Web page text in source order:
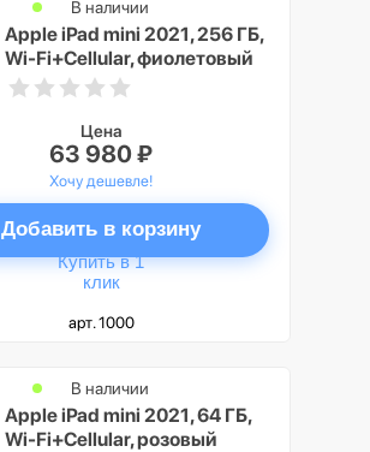
Apple iPad mini 2021, 256 ГБ,
Wi-Fi+Cellular, фиолетовый
В наличии
Цена
63 980 ₽
Хочу дешевле!
Добавить в корзину
Купить в 1
клик
арт. 1000
Apple iPad mini 2021, 64 ГБ,
Wi-Fi+Cellular, розовый
В наличии